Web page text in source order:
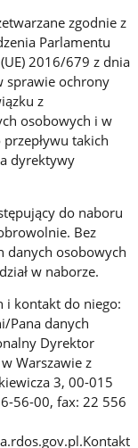
zgodnie z
Parlamentu
2016/679 z dnia
sprawie ochrony
z
osobowych i w
takich
dyrektywy
do naboru
Bez
danych osobowych
w naborze.
i kontakt do niego:
Pana danych
Dyrektor
Warszawie z
3, 00-015
56-00, fax: 22 556